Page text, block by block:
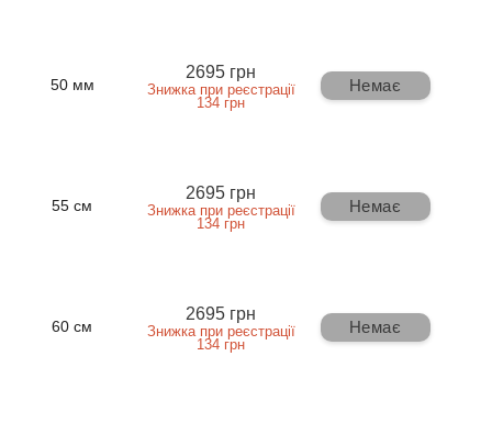
50 мм
2695 грн
Знижка при реєстрації
134 грн
Немає
55 см
2695 грн
Знижка при реєстрації
134 грн
Немає
60 см
2695 грн
Знижка при реєстрації
134 грн
Немає